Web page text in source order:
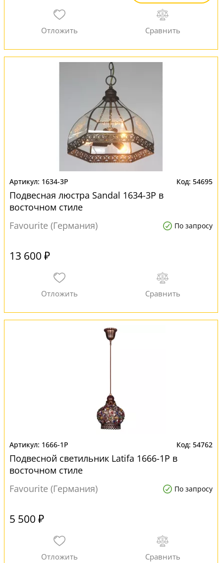
1634-3P 54695
Подвесная люстра Sandal 1634-3P в
восточном стиле
Favourite (Германия)
По запросу
13 600 ₽
1666-1P 54762
Подвесной светильник Latifa 1666-1P в
восточном стиле
Favourite (Германия)
По запросу
5 500 ₽